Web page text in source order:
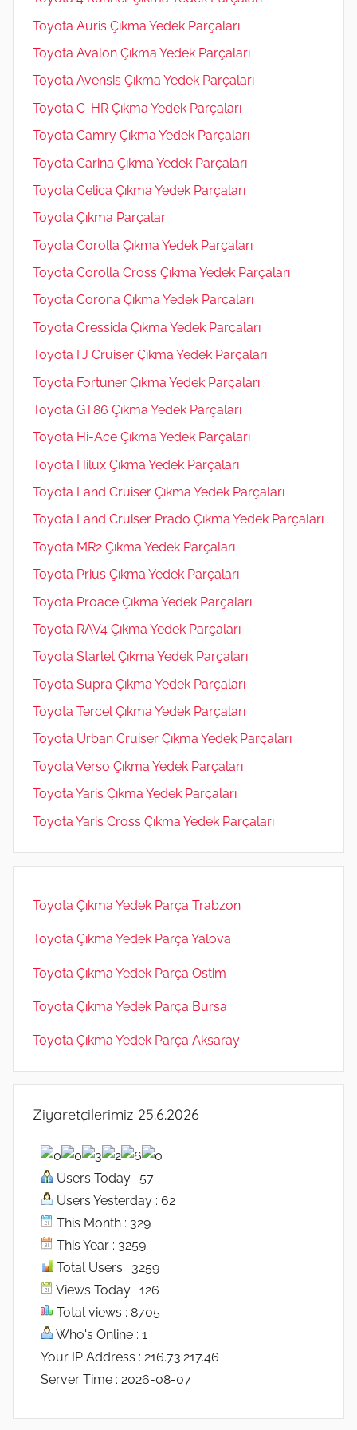
Toyota Auris Çıkma Yedek Parçaları
Toyota Avalon Çıkma Yedek Parçaları
Toyota Avensis Çıkma Yedek Parçaları
Toyota C-HR Çıkma Yedek Parçaları
Toyota Camry Çıkma Yedek Parçaları
Toyota Carina Çıkma Yedek Parçaları
Toyota Celica Çıkma Yedek Parçaları
Toyota Çıkma Parçalar
Toyota Corolla Çıkma Yedek Parçaları
Toyota Corolla Cross Çıkma Yedek Parçaları
Toyota Corona Çıkma Yedek Parçaları
Toyota Cressida Çıkma Yedek Parçaları
Toyota FJ Cruiser Çıkma Yedek Parçaları
Toyota Fortuner Çıkma Yedek Parçaları
Toyota GT86 Çıkma Yedek Parçaları
Toyota Hi-Ace Çıkma Yedek Parçaları
Toyota Hilux Çıkma Yedek Parçaları
Toyota Land Cruiser Çıkma Yedek Parçaları
Toyota Land Cruiser Prado Çıkma Yedek Parçaları
Toyota MR2 Çıkma Yedek Parçaları
Toyota Prius Çıkma Yedek Parçaları
Toyota Proace Çıkma Yedek Parçaları
Toyota RAV4 Çıkma Yedek Parçaları
Toyota Starlet Çıkma Yedek Parçaları
Toyota Supra Çıkma Yedek Parçaları
Toyota Tercel Çıkma Yedek Parçaları
Toyota Urban Cruiser Çıkma Yedek Parçaları
Toyota Verso Çıkma Yedek Parçaları
Toyota Yaris Çıkma Yedek Parçaları
Toyota Yaris Cross Çıkma Yedek Parçaları
Toyota Çıkma Yedek Parça Trabzon
Toyota Çıkma Yedek Parça Yalova
Toyota Çıkma Yedek Parça Ostim
Toyota Çıkma Yedek Parça Bursa
Toyota Çıkma Yedek Parça Aksaray
Ziyaretçilerimiz 25.6.2026
Users Today : 57
Users Yesterday : 62
This Month : 329
This Year : 3259
Total Users : 3259
Views Today : 126
Total views : 8705
Who's Online : 1
Your IP Address : 216.73.217.46
Server Time : 2026-08-07